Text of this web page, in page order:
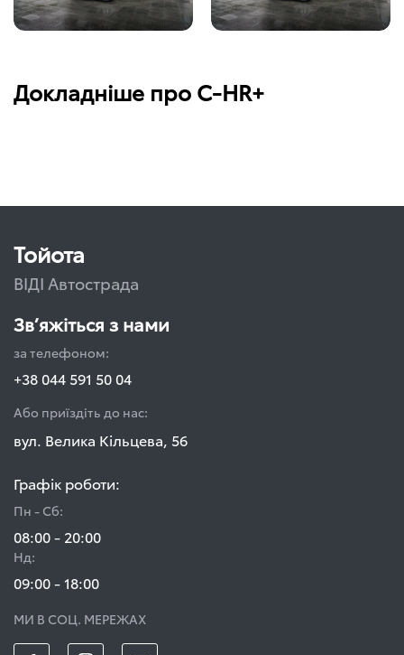
Докладніше про C-HR+
Тойота
ВІДІ Автострада
Зв’яжіться з нами
за телефоном:
+38 044 591 50 04
Або приїздіть до нас:
вул. Велика Кільцева, 56
Графік роботи:
Пн - Сб:
08:00 - 20:00
Нд:
09:00 - 18:00
МИ В СОЦ. МЕРЕЖАХ